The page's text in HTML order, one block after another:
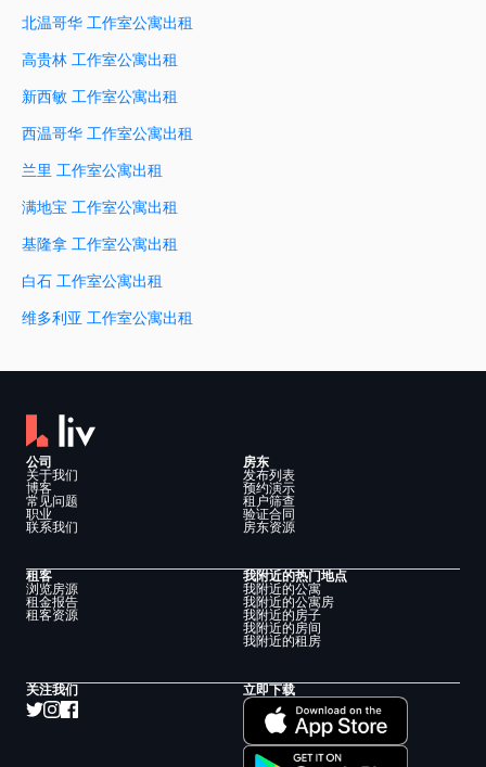
北温哥华 工作室公寓出租
高贵林 工作室公寓出租
新西敏 工作室公寓出租
西温哥华 工作室公寓出租
兰里 工作室公寓出租
满地宝 工作室公寓出租
基隆拿 工作室公寓出租
白石 工作室公寓出租
维多利亚 工作室公寓出租
公司
关于我们
博客
常见问题
职业
联系我们
房东
发布列表
预约演示
租户筛查
验证合同
房东资源
租客
浏览房源
租金报告
租客资源
我附近的热门地点
我附近的公寓
我附近的公寓房
我附近的房子
我附近的房间
我附近的租房
关注我们 立即下载